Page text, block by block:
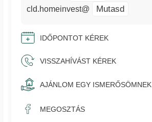
cld.homeinvest@ Mutasd
IDŐPONTOT KÉREK
VISSZAHÍVÁST KÉREK
AJÁNLOM EGY ISMERŐSÖMNEK
MEGOSZTÁS